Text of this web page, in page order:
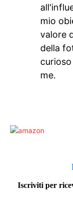
mio
valore
della
me.
Iscriviti per